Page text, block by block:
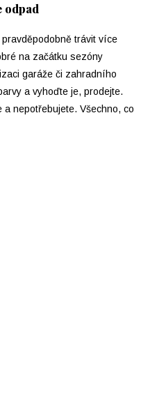
odpad
trávit více
na začátku sezóny
garáže či zahradního
a vyhoďte je, prodejte.
nepotřebujete. Všechno, co